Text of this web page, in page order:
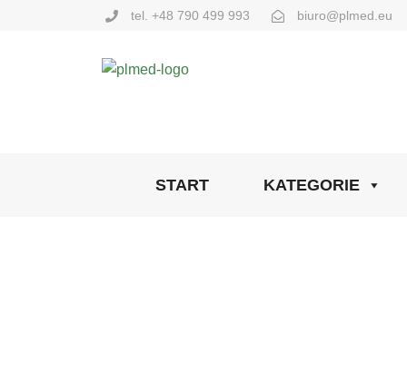
tel. +48 790 499 993 biuro@plmed.eu
START KATEGORIE